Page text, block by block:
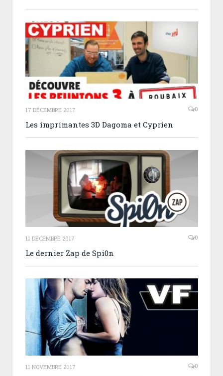
17 DÉCEMBRE 2017 0
Les imprimantes 3D Dagoma et Cyprien
11 DÉCEMBRE 2017 0
Le dernier Zap de Spi0n
11 NOVEMBRE 2017 0